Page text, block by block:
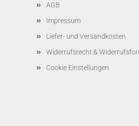
AGB
Impressum
Liefer- und Versandkosten
Widerrufsrecht &
Cookie Einstellungen